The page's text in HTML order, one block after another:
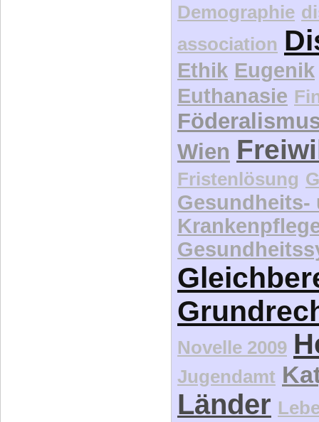
Demographie
association
Ethik Eugenik
Euthanasie
Wien
Fristenlösung
Gesundheits-
Novelle 2009
Jugendamt
Länder